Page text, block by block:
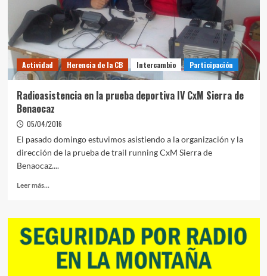
Actividad Herencia de la CB Intercambio Participación
Radioasistencia en la prueba deportiva IV CxM Sierra de
Benaocaz
05/04/2016
El pasado domingo estuvimos asistiendo a la organización y la
dirección de la prueba de trail running CxM Sierra de
Benaocaz....
Leer más...